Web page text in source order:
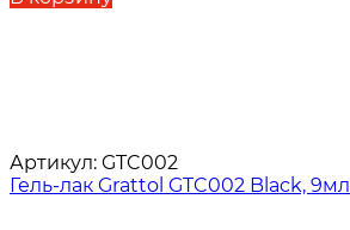
Артикул: GTC002
Гель-лак Grattol GTC002 Black, 9мл